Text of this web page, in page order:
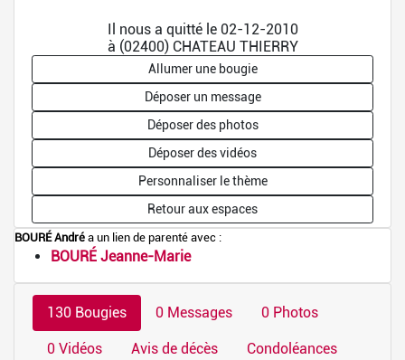
Il nous a quitté le 02-12-2010
à (02400) CHATEAU THIERRY
Allumer une bougie
Déposer un message
Déposer des photos
Déposer des vidéos
Personnaliser le thème
Retour aux espaces
BOURÉ André a un lien de parenté avec :
BOURÉ Jeanne-Marie
130 Bougies 0 Messages 0 Photos
0 Vidéos Avis de décès Condoléances